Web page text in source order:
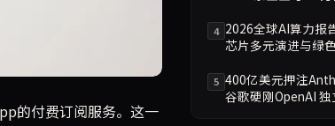
One”订阅品牌下测试AI、创作者和企业级功能
的付费订阅服务。这一
4 2026全球AI算力报
芯片多元演进与绿
5 400亿美元押注
谷歌硬刚OpenAI